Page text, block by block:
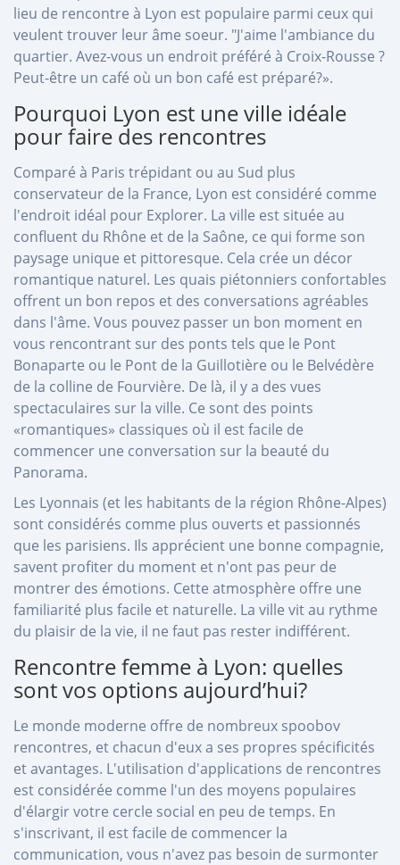
lieu de rencontre à Lyon est populaire parmi ceux qui
veulent trouver leur âme soeur. "J'aime l'ambiance du
quartier. Avez-vous un endroit préféré à Croix-Rousse ?
Peut-être un café où un bon café est préparé?».
Pourquoi Lyon est une ville idéale
pour faire des rencontres
Comparé à Paris trépidant ou au Sud plus
conservateur de la France, Lyon est considéré comme
l'endroit idéal pour Explorer. La ville est située au
confluent du Rhône et de la Saône, ce qui forme son
paysage unique et pittoresque. Cela crée un décor
romantique naturel. Les quais piétonniers confortables
offrent un bon repos et des conversations agréables
dans l'âme. Vous pouvez passer un bon moment en
vous rencontrant sur des ponts tels que le Pont
Bonaparte ou le Pont de la Guillotière ou le Belvédère
de la colline de Fourvière. De là, il y a des vues
spectaculaires sur la ville. Ce sont des points
«romantiques» classiques où il est facile de
commencer une conversation sur la beauté du
Panorama.
Les Lyonnais (et les habitants de la région Rhône-Alpes)
sont considérés comme plus ouverts et passionnés
que les parisiens. Ils apprécient une bonne compagnie,
savent profiter du moment et n'ont pas peur de
montrer des émotions. Cette atmosphère offre une
familiarité plus facile et naturelle. La ville vit au rythme
du plaisir de la vie, il ne faut pas rester indifférent.
Rencontre femme à Lyon: quelles
sont vos options aujourd’hui?
Le monde moderne offre de nombreux spoobov
rencontres, et chacun d'eux a ses propres spécificités
et avantages. L'utilisation d'applications de rencontres
est considérée comme l'un des moyens populaires
d'élargir votre cercle social en peu de temps. En
s'inscrivant, il est facile de commencer la
communication, vous n'avez pas besoin de surmonter